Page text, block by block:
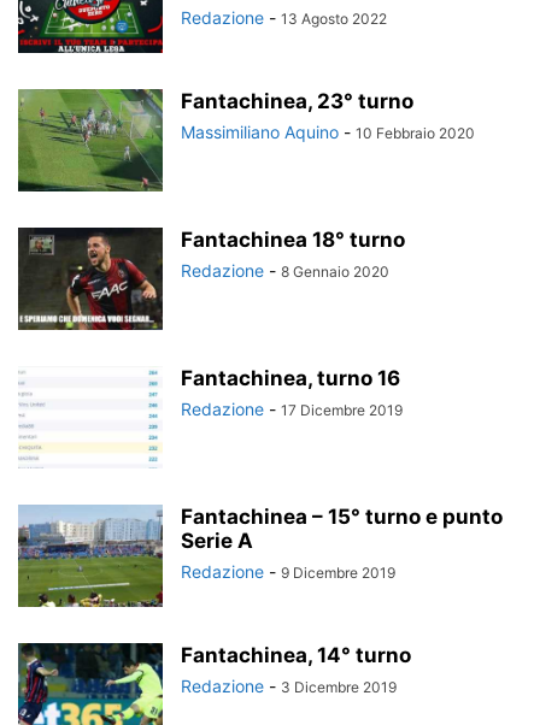
Redazione - 13 Agosto 2022
Fantachinea, 23° turno
Massimiliano Aquino - 10 Febbraio 2020
Fantachinea 18° turno
Redazione - 8 Gennaio 2020
Fantachinea, turno 16
Redazione - 17 Dicembre 2019
Fantachinea – 15° turno e punto
Serie A
Redazione - 9 Dicembre 2019
Fantachinea, 14° turno
Redazione - 3 Dicembre 2019